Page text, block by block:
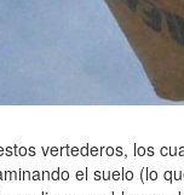
vertederos, los
el suelo (lo